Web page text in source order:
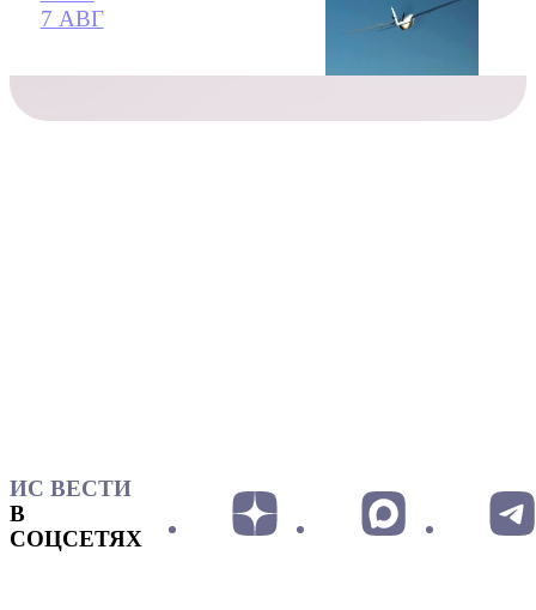
7 АВГ
ИС ВЕСТИ
В
СОЦСЕТЯХ